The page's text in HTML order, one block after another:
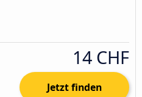
14 CHF
Jetzt finden